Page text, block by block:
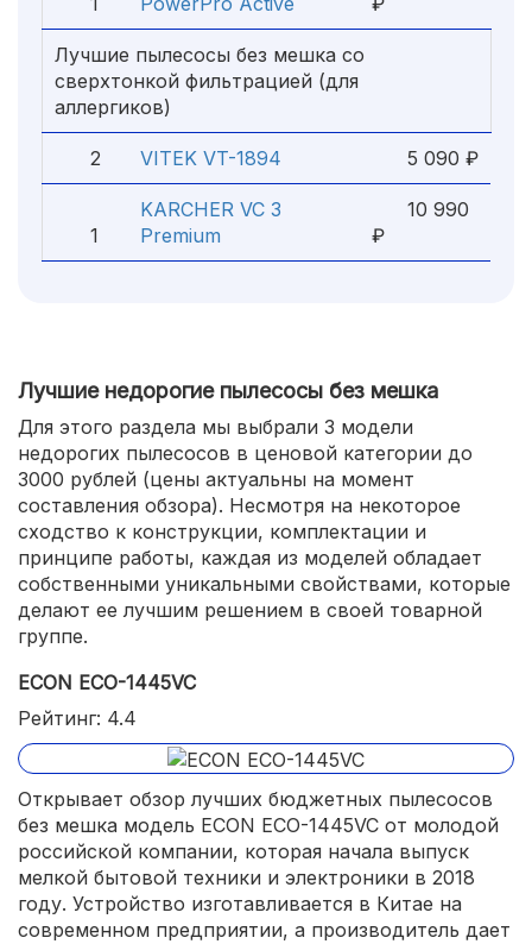
Лучшие пылесосы без мешка со
сверхтонкой фильтрацией (для
аллергиков)
2 VITEK VT-1894 5 090 ₽
1
KARCHER VC 3
Premium
10 990
₽
Лучшие недорогие пылесосы без мешка
Для этого раздела мы выбрали 3 модели
недорогих пылесосов в ценовой категории до
3000 рублей (цены актуальны на момент
составления обзора). Несмотря на некоторое
сходство к конструкции, комплектации и
принципе работы, каждая из моделей обладает
собственными уникальными свойствами, которые
делают ее лучшим решением в своей товарной
группе.
ECON ECO-1445VC
Рейтинг: 4.4
Открывает обзор лучших бюджетных пылесосов
без мешка модель ECON ECO-1445VC от молодой
российской компании, которая начала выпуск
мелкой бытовой техники и электроники в 2018
году. Устройство изготавливается в Китае на
современном предприятии, а производитель дает